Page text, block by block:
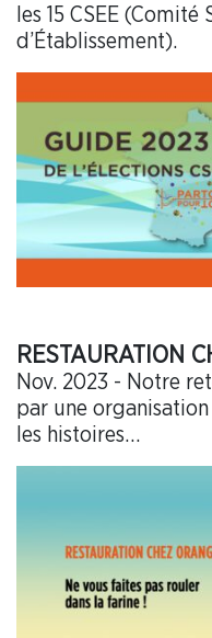
les 15 CSEE
d’Établissement).
RESTAURATION
Nov. 2023 - Notre
par une
les histoires…